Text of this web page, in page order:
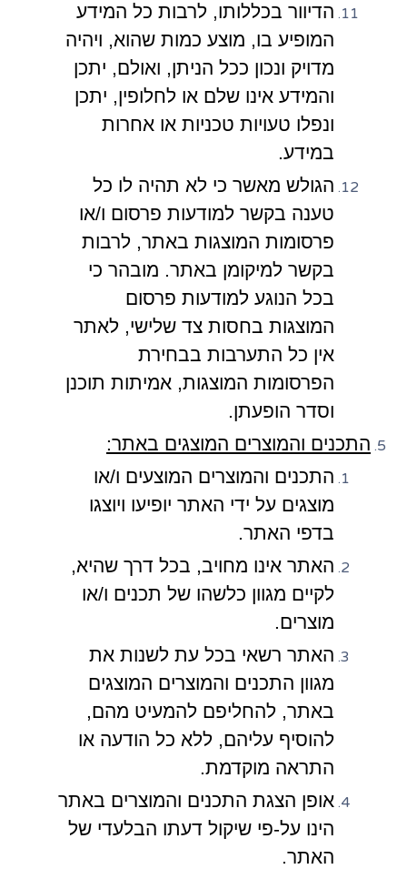
הדיוור בכללותו, לרבות כל המידע
המופיע בו, מוצע כמות שהוא, ויהיה
מדויק ונכון ככל הניתן, ואולם, יתכן
והמידע אינו שלם או לחלופין, יתכן
ונפלו טעויות טכניות או אחרות
במידע.
הגולש מאשר כי לא תהיה לו כל
טענה בקשר למודעות פרסום ו/או
פרסומות המוצגות באתר, לרבות
בקשר למיקומן באתר. מובהר כי
בכל הנוגע למודעות פרסום
המוצגות בחסות צד שלישי, לאתר
אין כל התערבות בבחירת
הפרסומות המוצגות, אמיתות תוכנן
וסדר הופעתן.
התכנים והמוצרים המוצגים באתר:
התכנים והמוצרים המוצעים ו/או
מוצגים על ידי האתר יופיעו ויוצגו
בדפי האתר.
האתר אינו מחויב, בכל דרך שהיא,
לקיים מגוון כלשהו של תכנים ו/או
מוצרים.
האתר רשאי בכל עת לשנות את
מגוון התכנים והמוצרים המוצגים
באתר, להחליפם להמעיט מהם,
להוסיף עליהם, ללא כל הודעה או
התראה מוקדמת.
אופן הצגת התכנים והמוצרים באתר
הינו על-פי שיקול דעתו הבלעדי של
האתר.